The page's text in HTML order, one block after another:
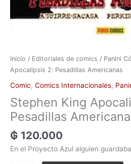
Inicio / Editoriales de comics / Panini
Apocalipsis 2: Pesadillas Americanas
Comic, Comics Internacionales,
Stephen King
Pesadillas
₲ 120.000
En el Proyecto Azul alguien